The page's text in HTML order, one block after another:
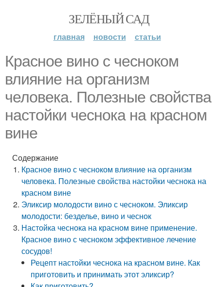
ЗЕЛЁНЫЙ САД
главная новости статьи
Красное вино с чесноком
влияние на организм
человека. Полезные свойства
настойки чеснока на красном
вине
Содержание
Красное вино с чесноком влияние на организм
человека. Полезные свойства настойки чеснока на
красном вине
Эликсир молодости вино с чесноком. Эликсир
молодости: безделье, вино и чеснок
Настойка чеснока на красном вине применение.
Красное вино с чесноком эффективное лечение
сосудов!
Рецепт настойки чеснока на красном вине. Как
приготовить и принимать этот эликсир?